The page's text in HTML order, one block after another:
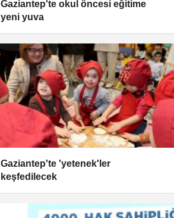
Gaziantep'te okul öncesi eğitime
yeni yuva
Gaziantep'te 'yetenek'ler
keşfedilecek